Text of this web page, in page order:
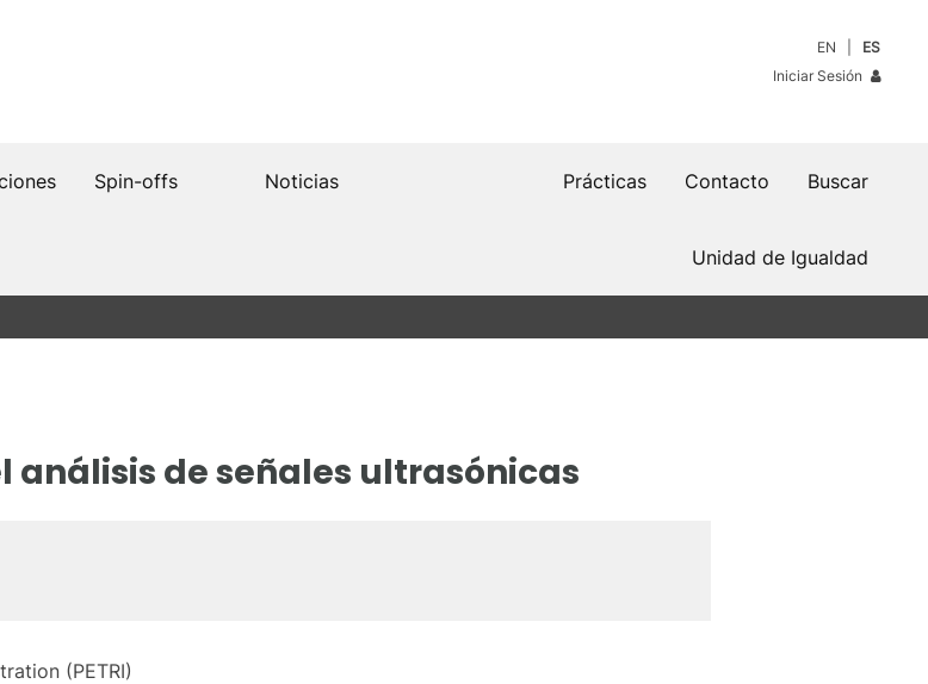
EN
ES
Iniciar Sesión
Spin-offs Buscar
Contacto
Prácticas
Noticias
Unidad de Igualdad
análisis de señales ultrasónicas
(PETRI)